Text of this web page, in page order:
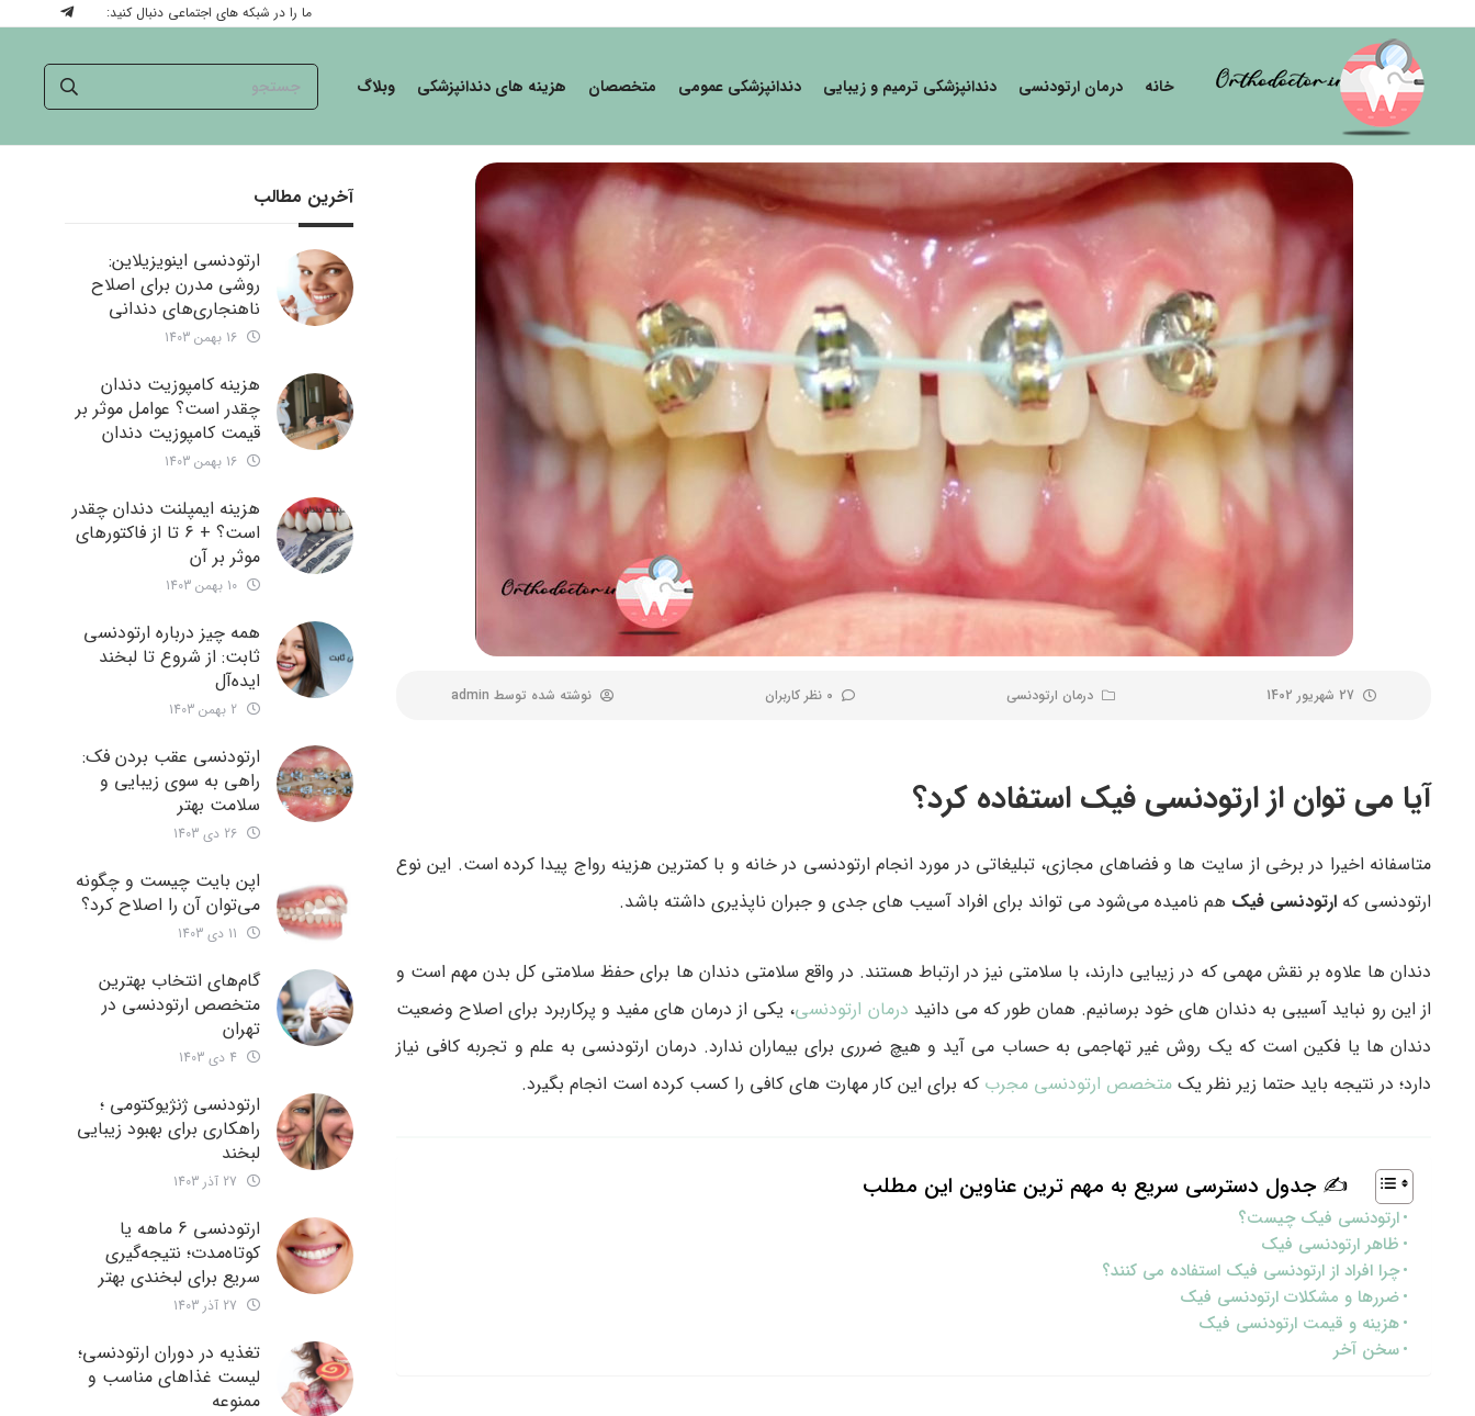
ما را در شبکه های اجتماعی دنبال کنید:
خانه درمان ارتودنسی دندانپزشکی ترمیم و زیبایی دندانپزشکی عمومی متخصصان هزینه های دندانپزشکی وبلاگ
27 شهریور 1402 درمان ارتودنسی 0 نظر کاربران نوشته شده توسط admin
آیا می توان از ارتودنسی فیک استفاده کرد؟
متاسفانه اخیرا در برخی از سایت ها و فضاهای مجازی، تبلیغاتی در مورد انجام ارتودنسی در خانه و با کمترین هزینه رواج پیدا کرده است. این نوع
ارتودنسی که ارتودنسی فیک هم نامیده می‌شود می تواند برای افراد آسیب های جدی و جبران ناپذیری داشته باشد.
دندان ها علاوه بر نقش مهمی که در زیبایی دارند، با سلامتی نیز در ارتباط هستند. در واقع سلامتی دندان ها برای حفظ سلامتی کل بدن مهم است و
از این رو نباید آسیبی به دندان های خود برسانیم. همان طور که می دانید درمان ارتودنسی، یکی از درمان های مفید و پرکاربرد برای اصلاح وضعیت
دندان ها یا فکین است که یک روش غیر تهاجمی به حساب می آید و هیچ ضرری برای بیماران ندارد. درمان ارتودنسی به علم و تجربه کافی نیاز
دارد؛ در نتیجه باید حتما زیر نظر یک متخصص ارتودنسی مجرب که برای این کار مهارت های کافی را کسب کرده است انجام بگیرد.
✍ جدول دسترسی سریع به مهم ترین عناوین این مطلب
ارتودنسی فیک چیست؟
ظاهر ارتودنسی فیک
چرا افراد از ارتودنسی فیک استفاده می کنند؟
ضررها و مشکلات ارتودنسی فیک
هزینه و قیمت ارتودنسی فیک
سخن آخر
آخرین مطالب
ارتودنسی اینویزیلاین:
روشی مدرن برای اصلاح
ناهنجاری‌های دندانی
هزینه کامپوزیت دندان
چقدر است؟ عوامل موثر بر
قیمت کامپوزیت دندان
هزینه ایمپلنت دندان چقدر
است؟ + ۶ تا از فاکتورهای
موثر بر آن
همه چیز درباره ارتودنسی
ثابت: از شروع تا لبخند
ایده‌آل
ارتودنسی عقب بردن فک:
راهی به سوی زیبایی و
سلامت بهتر
اپن بایت چیست و چگونه
می‌توان آن را اصلاح کرد؟
گام‌های انتخاب بهترین
متخصص ارتودنسی در
تهران
ارتودنسی ژنژیوکتومی ؛
راهکاری برای بهبود زیبایی
لبخند
ارتودنسی 6 ماهه یا
کوتاه‌مدت؛ نتیجه‌گیری
سریع برای لبخندی بهتر
تغذیه در دوران ارتودنسی؛
لیست غذاهای مناسب و
ممنوعه